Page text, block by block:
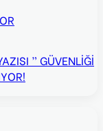
” GÜVENLİĞİ